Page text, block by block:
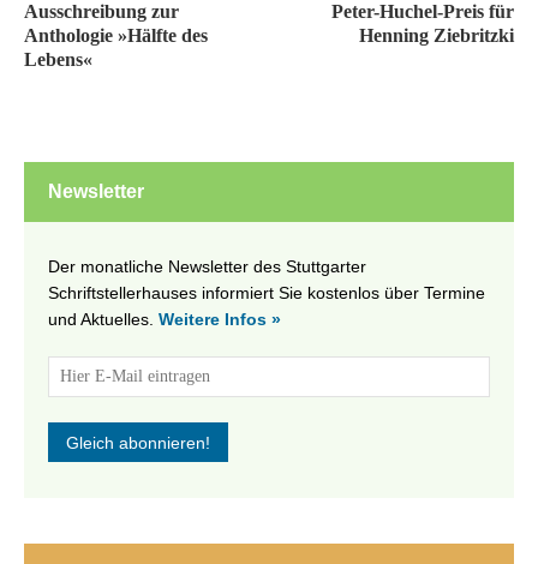
Ausschreibung zur
Anthologie »Hälfte des
Lebens«
Peter-Huchel-Preis für
Henning Ziebritzki
Newsletter
Der monatliche Newsletter des Stuttgarter
Schriftstellerhauses informiert Sie kostenlos über Termine
und Aktuelles. Weitere Infos »